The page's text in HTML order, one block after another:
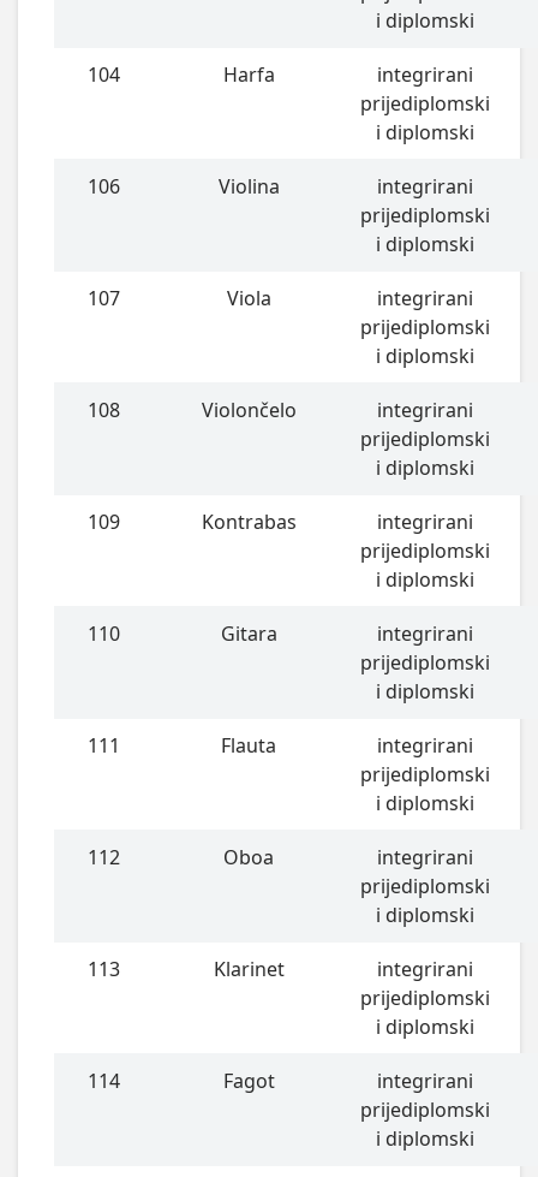
i diplomski
104 Harfa
integrirani
prijediplomski
i diplomski
106 Violina
integrirani
prijediplomski
i diplomski
107 Viola
integrirani
prijediplomski
i diplomski
108 Violončelo
integrirani
prijediplomski
i diplomski
109 Kontrabas
integrirani
prijediplomski
i diplomski
110 Gitara
integrirani
prijediplomski
i diplomski
111 Flauta
integrirani
prijediplomski
i diplomski
112 Oboa
integrirani
prijediplomski
i diplomski
113 Klarinet
integrirani
prijediplomski
i diplomski
114 Fagot
integrirani
prijediplomski
i diplomski